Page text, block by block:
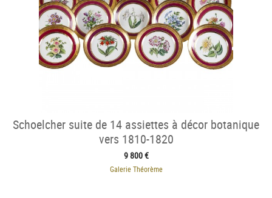
Schoelcher suite de 14 assiettes à décor botanique
vers 1810-1820
9 800 €
Galerie Théorème